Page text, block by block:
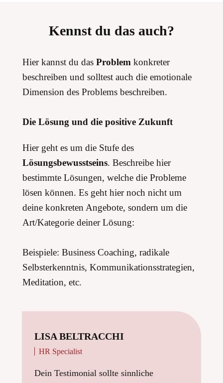
Kennst du das auch?
Hier kannst du das Problem konkreter
beschreiben und solltest auch die emotionale
Dimension des Problems beschreiben.
Die Lösung und die positive Zukunft
Hier geht es um die Stufe des
Lösungsbewusstseins. Beschreibe hier
bestimmte Lösungen, welche die Probleme
lösen können. Es geht hier noch nicht um
deine konkreten Angebote, sondern um die
Art/Kategorie deiner Lösung:
Beispiele: Business Coaching, radikale
Selbsterkenntnis, Kommunikationsstrategien,
Meditation, etc.
LISA BELTRACCHI
HR Specialist
Dein Testimonial sollte sinnliche